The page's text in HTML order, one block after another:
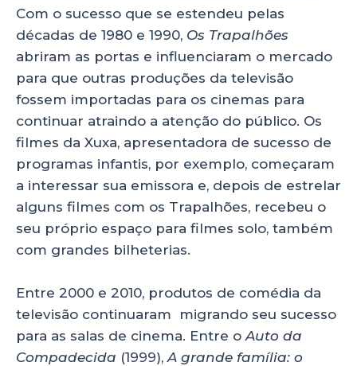
Com o sucesso que se estendeu pelas
décadas de 1980 e 1990, Os Trapalhões
abriram as portas e influenciaram o mercado
para que outras produções da televisão
fossem importadas para os cinemas para
continuar atraindo a atenção do público. Os
filmes da Xuxa, apresentadora de sucesso de
programas infantis, por exemplo, começaram
a interessar sua emissora e, depois de estrelar
alguns filmes com os Trapalhões, recebeu o
seu próprio espaço para filmes solo, também
com grandes bilheterias.
Entre 2000 e 2010, produtos de comédia da
televisão continuaram migrando seu sucesso
para as salas de cinema. Entre o Auto da
Compadecida (1999), A grande família: o